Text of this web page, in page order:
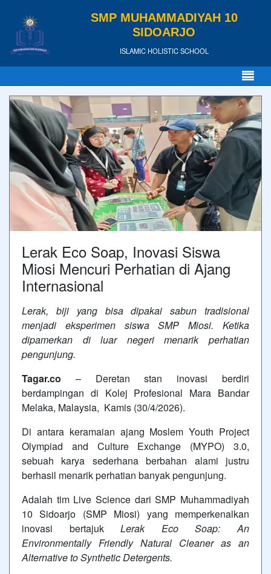
SMP MUHAMMADIYAH 10
SIDOARJO
ISLAMIC HOLISTIC SCHOOL
Lerak Eco Soap, Inovasi Siswa
Miosi Mencuri Perhatian di Ajang
Internasional
Lerak, biji yang bisa dipakai sabun tradisional
menjadi eksperimen siswa SMP Miosi. Ketika
dipamerkan di luar negeri menarik perhatian
pengunjung.
Tagar.co – Deretan stan inovasi berdiri
berdampingan di Kolej Profesional Mara Bandar
Melaka, Malaysia, Kamis (30/4/2026).
Di antara keramaian ajang Moslem Youth Project
Olympiad and Culture Exchange (MYPO) 3.0,
sebuah karya sederhana berbahan alami justru
berhasil menarik perhatian banyak pengunjung.
Adalah tim Live Science dari SMP Muhammadiyah
10 Sidoarjo (SMP Miosi) yang memperkenalkan
inovasi bertajukLerak Eco Soap: An
Environmentally Friendly Natural Cleaner as an
Alternative to Synthetic Detergents.